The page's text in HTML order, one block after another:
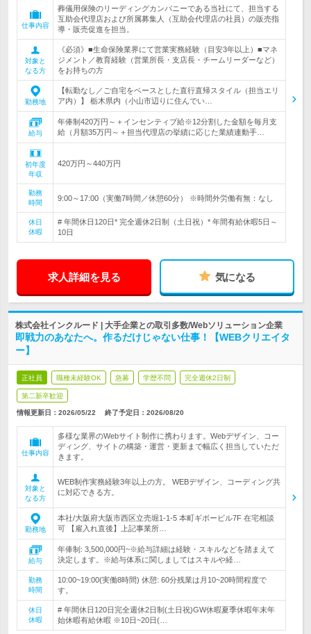
仕事内容
葬儀用保険のリーディングカンパニーである当社にて、担当する
互助会代理店および所属募集人（互助会代理店の社員）の販売指
導・販売促進を担当。
対象と
なる方
《必須》■生命保険業界にて営業実務経験（目安3年以上）■マネ
ジメント／教育経験（営業所長・支店長・チームリーダーなど）
をお持ちの方
勤務地
【転勤なし／ご自宅をベースとした直行直帰スタイル（担当エリ
ア内）】 栃木県内（小山市辺りに住んでい…
給与
年俸制420万円～＋インセンティブ給※12分割した金額を毎月支
給（月額35万円～＋担当代理店の挙績に応じた業績連動手…
初年度
年収
420万円～440万円
勤務
時間
9:00～17:00（実働7時間／休憩60分） ※時間外労働有無：なし
休日
休暇
# 年間休日120日* 完全週休2日制（土日祝）* 年間有給休暇5日～
10日
求人詳細を見る 気になる
株式会社インクルード | 大手企業との取引多数/Webソリューション企業
即戦力のあなたへ。作るだけじゃない仕事！【WEBクリエイタ
ー】
正社員 職種未経験OK 急募 学歴不問 完全週休2日制
第二新卒歓迎
情報更新日：2026/05/22 終了予定日： 2026/08/20
仕事内容
多様な業界のWebサイト制作に携わります。Webデザイン、コー
ディング、サイトの構築・運営・更新まで幅広く担当していただ
きます。
対象と
なる方
WEB制作実務経験3年以上の方。 WEBデザイン、コーディング共
に対応できる方。
勤務地
本社/大阪府大阪市西区立売堀1-1-5 本町ギボービル7F 在宅相談
可 【雇入れ直後】上記事業所…
給与
年俸制: 3,500,000円~※給与詳細は経験・スキルなどを踏まえて
決定します。※給与体系に関しましてはスキルや経…
勤務
時間
10:00~19:00(実働8時間) 休憩: 60分残業は月10~20時間程度で
す。
休日
休暇
# 年間休日120日完全週休2日制(土日祝)GW休暇夏季休暇年末年
始休暇有給休暇 ※10日~20日(…